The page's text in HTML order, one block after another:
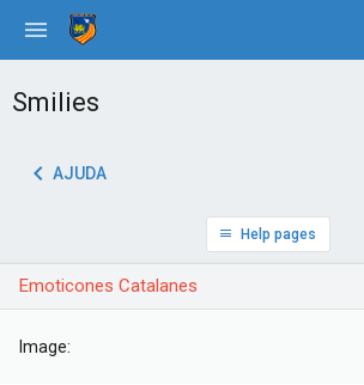
Smilies
AJUDA
Help pages
Emoticones Catalanes